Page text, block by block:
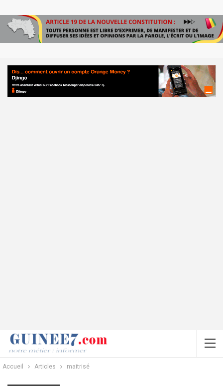
Accueil Articles maitrisé